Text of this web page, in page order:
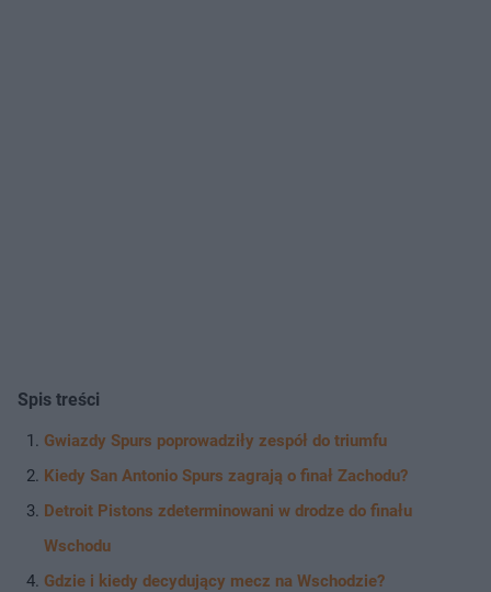
Spis treści
Gwiazdy Spurs poprowadziły zespół do triumfu
Kiedy San Antonio Spurs zagrają o finał Zachodu?
Detroit Pistons zdeterminowani w drodze do finału
Wschodu
Gdzie i kiedy decydujący mecz na Wschodzie?